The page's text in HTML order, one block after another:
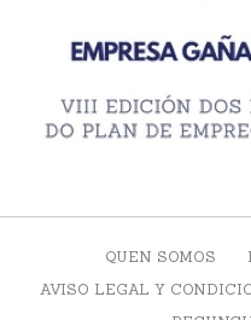
QUEN SOMOS
AVISO LEGAL Y